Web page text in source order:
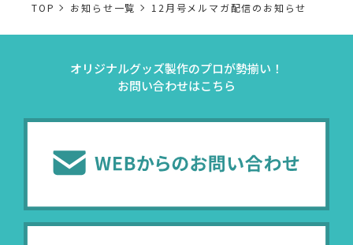
TOP お知らせ一覧 12月号メルマガ配信のお知らせ
オリジナルグッズ製作のプロが勢揃い！
お問い合わせはこちら